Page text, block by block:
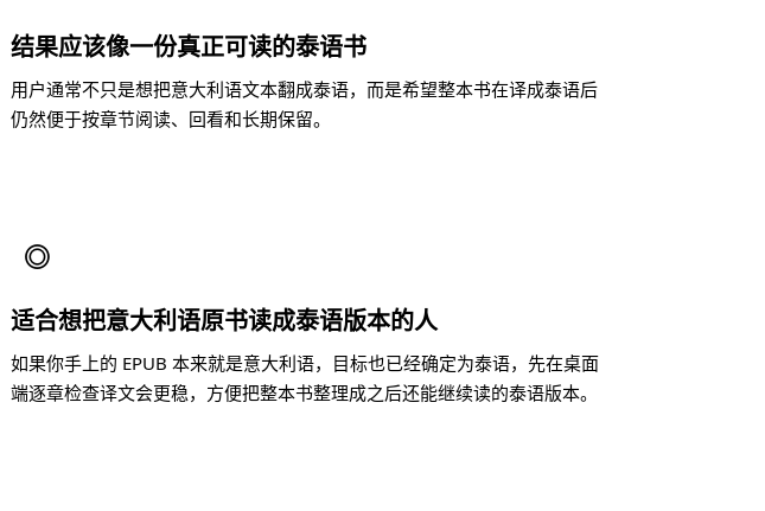
结果应该像一份真正可读的泰语书
用户通常不只是想把意大利语文本翻成泰语，而是希望整本书在译成泰语后
仍然便于按章节阅读、回看和长期保留。
◎
适合想把意大利语原书读成泰语版本的人
如果你手上的 EPUB 本来就是意大利语，目标也已经确定为泰语，先在桌面
端逐章检查译文会更稳，方便把整本书整理成之后还能继续读的泰语版本。